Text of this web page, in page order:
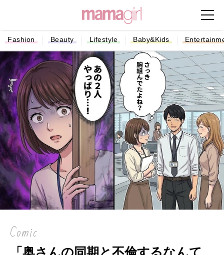
Fashion Beauty Lifestyle Baby&Kids
Comic
「奥さんの同期と不倫するなんて